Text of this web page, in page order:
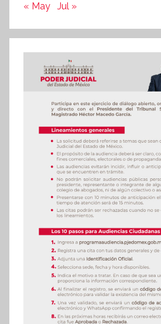
« May Jul »